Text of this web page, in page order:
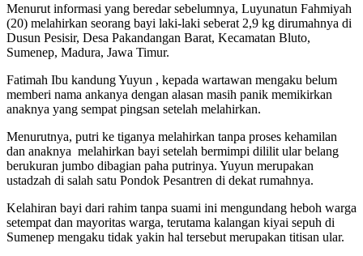
Menurut informasi yang beredar sebelumnya, Luyunatun Fahmiyah
(20) melahirkan seorang bayi laki-laki seberat 2,9 kg dirumahnya di
Dusun Pesisir, Desa Pakandangan Barat, Kecamatan Bluto,
Sumenep, Madura, Jawa Timur.
Fatimah Ibu kandung Yuyun , kepada wartawan mengaku belum
memberi nama ankanya dengan alasan masih panik memikirkan
anaknya yang sempat pingsan setelah melahirkan.
Menurutnya, putri ke tiganya melahirkan tanpa proses kehamilan
dan anaknya melahirkan bayi setelah bermimpi dililit ular belang
berukuran jumbo dibagian paha putrinya. Yuyun merupakan
ustadzah di salah satu Pondok Pesantren di dekat rumahnya.
Kelahiran bayi dari rahim tanpa suami ini mengundang heboh warga
setempat dan mayoritas warga, terutama kalangan kiyai sepuh di
Sumenep mengaku tidak yakin hal tersebut merupakan titisan ular.